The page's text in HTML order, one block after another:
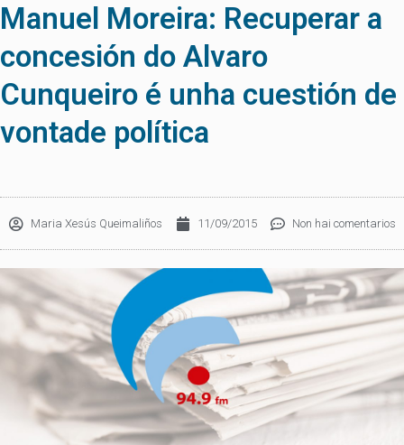
Manuel Moreira: Recuperar a
concesión do Alvaro
Cunqueiro é unha cuestión de
vontade política
Maria Xesús Queimaliños 11/09/2015 Non hai comentarios